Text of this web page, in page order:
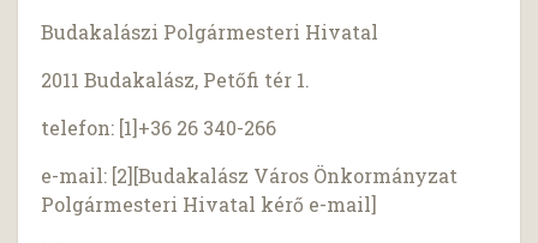
Budakalászi Polgármesteri Hivatal
2011 Budakalász, Petőfi tér 1.
telefon: [1]+36 26 340-266
e-mail: [2][Budakalász Város Önkormányzat
Polgármesteri Hivatal kérő e-mail]